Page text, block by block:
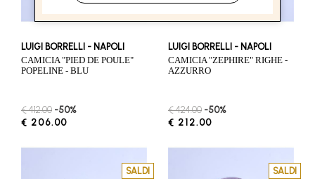
LUIGI BORRELLI - NAPOLI
CAMICIA "PIED DE POULE"
POPELINE - BLU
€ 412.00 -50%
€ 206.00
LUIGI BORRELLI - NAPOLI
CAMICIA "ZEPHIRE" RIGHE -
AZZURRO
€ 424.00 -50%
€ 212.00
SALDI SALDI